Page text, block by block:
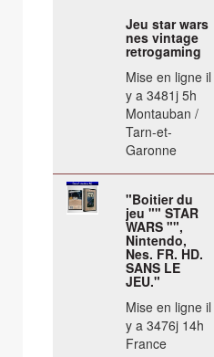
Jeu star wars
nes vintage
retrogaming
Mise en ligne il
y a 3481j 5h
Montauban /
Tarn-et-
Garonne
"Boitier du
jeu "" STAR
WARS "",
Nintendo,
Nes. FR. HD.
SANS LE
JEU."
Mise en ligne il
y a 3476j 14h
France